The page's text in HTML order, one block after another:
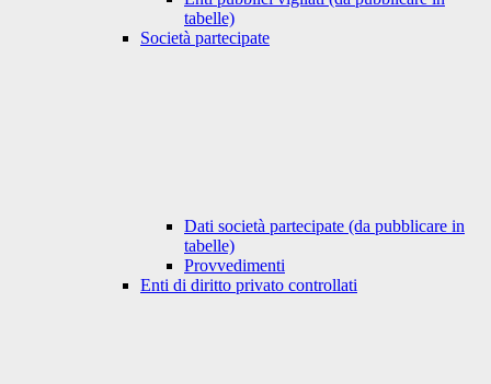
tabelle)
Società partecipate
Dati società partecipate (da pubblicare in
tabelle)
Provvedimenti
Enti di diritto privato controllati